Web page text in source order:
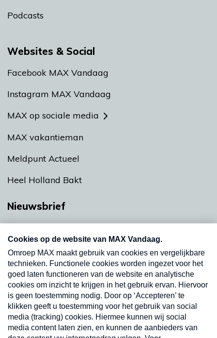
Podcasts
Websites & Social
Facebook MAX Vandaag
Instagram MAX Vandaag
MAX op sociale media
MAX vakantieman
Meldpunt Actueel
Heel Holland Bakt
Nieuwsbrief
nieuwsbrief. Elke vrijdag- en dinsdagochtend in
uw mailbox.
Verzend